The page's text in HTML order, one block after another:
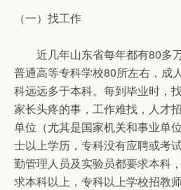
（一）找工作
近几年山东省每年都有80多
普通高等专科学校80所左右，成
科远远多于本科。每到毕业时，
家长头疼的事，工作难找，人才
单位（尤其是国家机关和事业单
士以上学历，专科没有应聘或考
勤管理人员及实验员都要求本科
求本科以上，专科以上学校招教